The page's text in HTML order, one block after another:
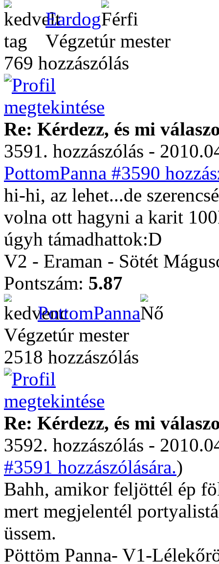
Eardog
Végzetúr mester
769 hozzászólás
Re: Kérdezz, és mi
3591. hozzászólás -
PottomPanna #3590
hi-hi, az lehet...de
volna ott hagyni a karit
úgyh támadhattok:D
V2 - Eraman - Sötét
Pontszám: 5.87
PottomPanna
Végzetúr mester
2518 hozzászólás
Re: Kérdezz, és mi
3592. hozzászólás -
#3591 hozzászólására.)
Bahh, amikor feljöttél ép
mert megjelentél
üssem.
Pöttöm Panna- V1-